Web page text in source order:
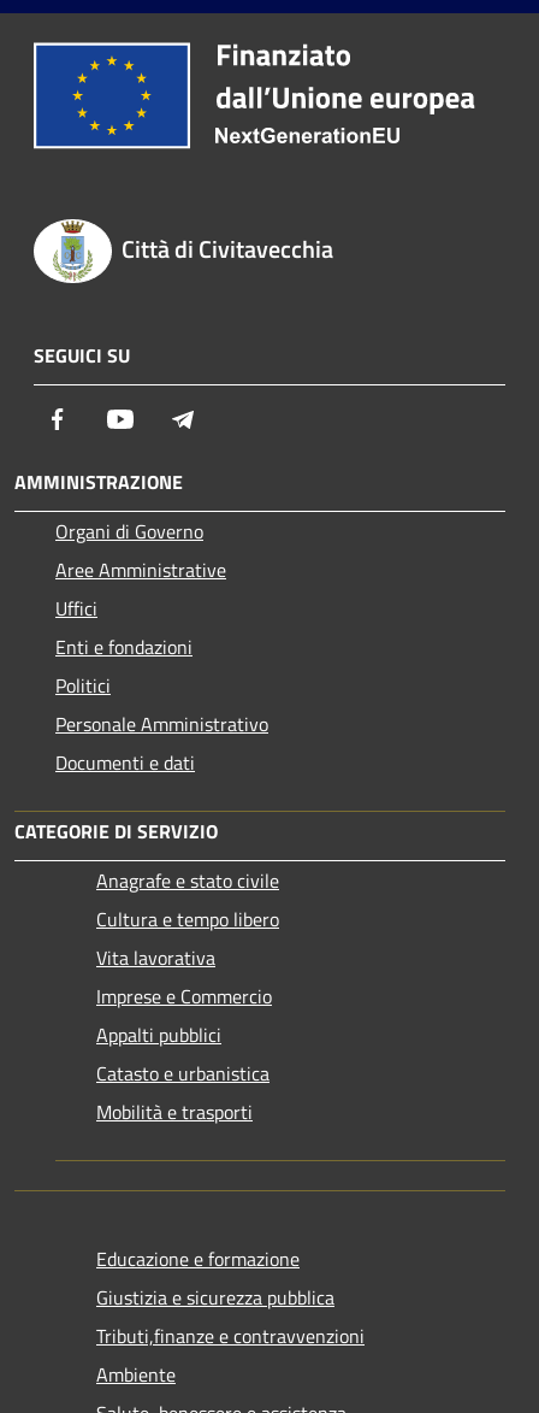
Città di Civitavecchia
SEGUICI SU
Facebook Youtube
AMMINISTRAZIONE
Organi di Governo
Aree Amministrative
Uffici
Enti e fondazioni
Politici
Personale Amministrativo
Documenti e dati
CATEGORIE DI SERVIZIO
Anagrafe e stato civile
Cultura e tempo libero
Vita lavorativa
Imprese e Commercio
Appalti pubblici
Catasto e urbanistica
Mobilità e trasporti
Educazione e formazione
Giustizia e sicurezza pubblica
Tributi,finanze e contravvenzioni
Ambiente